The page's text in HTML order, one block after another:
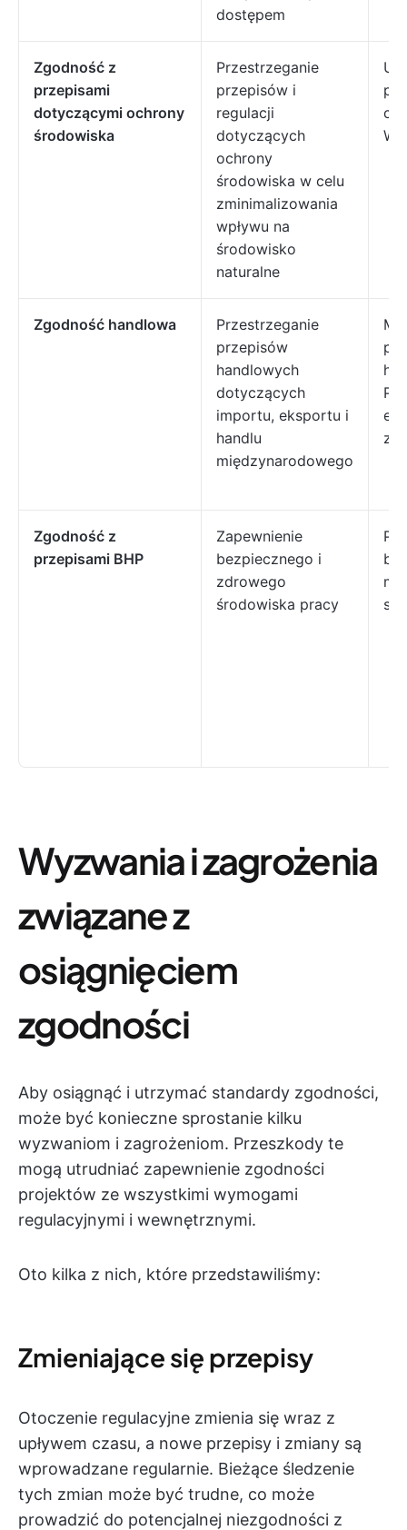
dostępem
Zgodność z
przepisami
dotyczącymi ochrony
środowiska
Przestrzeganie
przepisów i
regulacji
dotyczących
ochrony
środowiska w celu
zminimalizowania
wpływu na
środowisko
naturalne
Zgodność handlowa
Przestrzeganie
przepisów
handlowych
dotyczących
importu, eksportu i
handlu
międzynarodowego
z
Zgodność z
przepisami BHP
Zapewnienie
bezpiecznego i
zdrowego
środowiska pracy
Wyzwania i zagrożenia
związane z
osiągnięciem
zgodności
Aby osiągnąć i utrzymać standardy zgodności,
może być konieczne sprostanie kilku
wyzwaniom i zagrożeniom. Przeszkody te
mogą utrudniać zapewnienie zgodności
projektów ze wszystkimi wymogami
regulacyjnymi i wewnętrznymi.
Oto kilka z nich, które przedstawiliśmy:
Zmieniające się przepisy
Otoczenie regulacyjne zmienia się wraz z
upływem czasu, a nowe przepisy i zmiany są
wprowadzane regularnie. Bieżące śledzenie
tych zmian może być trudne, co może
prowadzić do potencjalnej niezgodności z